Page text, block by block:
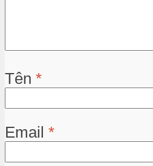
Tên *
Email *